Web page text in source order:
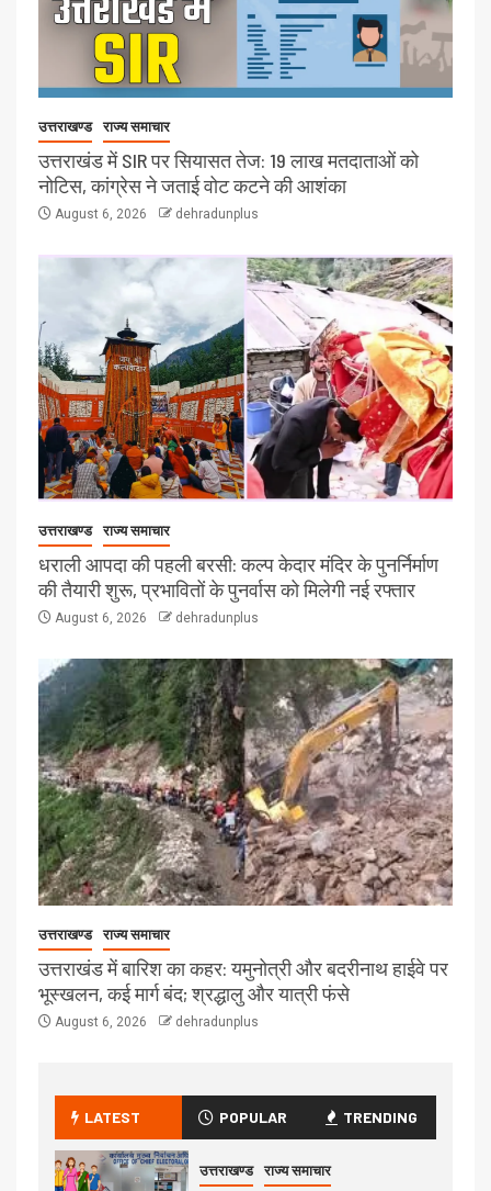
उत्तराखण्ड राज्य समाचार
उत्तराखंड में SIR पर सियासत तेज: 19 लाख मतदाताओं को
नोटिस, कांग्रेस ने जताई वोट कटने की आशंका
August 6, 2026 dehradunplus
उत्तराखण्ड राज्य समाचार
धराली आपदा की पहली बरसी: कल्प केदार मंदिर के पुनर्निर्माण
की तैयारी शुरू, प्रभावितों के पुनर्वास को मिलेगी नई रफ्तार
August 6, 2026 dehradunplus
उत्तराखण्ड राज्य समाचार
उत्तराखंड में बारिश का कहर: यमुनोत्री और बदरीनाथ हाईवे पर
भूस्खलन, कई मार्ग बंद; श्रद्धालु और यात्री फंसे
August 6, 2026 dehradunplus
LATEST POPULAR TRENDING
उत्तराखण्ड राज्य समाचार